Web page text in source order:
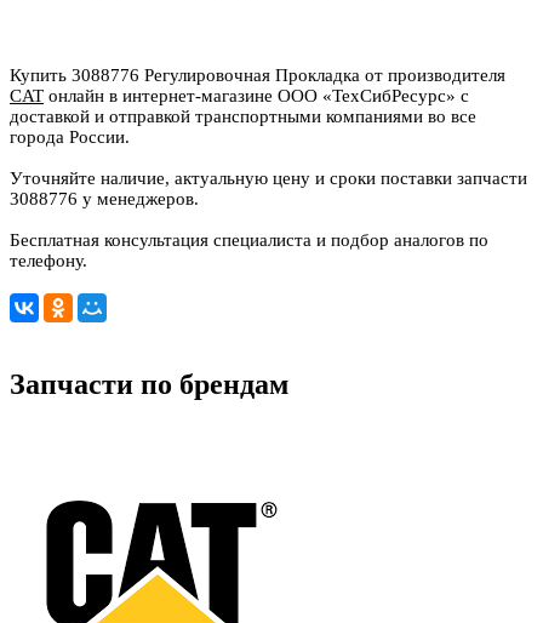
Купить 3088776 Регулировочная Прокладка от производителя
CAT онлайн в интернет-магазине ООО «ТехСибРесурс» с
доставкой и отправкой транспортными компаниями во все
города России.
Уточняйте наличие, актуальную цену и сроки поставки запчасти
3088776 у менеджеров.
Бесплатная консультация специалиста и подбор аналогов по
телефону.
Запчасти по брендам